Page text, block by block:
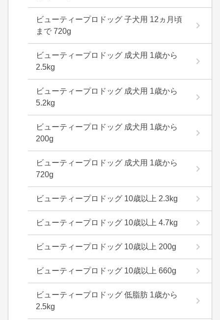
ビューティープロドッグ 子犬用 12ヵ月頃
まで 720g
ビューティープロドッグ 成犬用 1歳から
2.5kg
ビューティープロドッグ 成犬用 1歳から
5.2kg
ビューティープロドッグ 成犬用 1歳から
200g
ビューティープロドッグ 成犬用 1歳から
720g
ビューティープロドッグ 10歳以上 2.3kg
ビューティープロドッグ 10歳以上 4.7kg
ビューティープロドッグ 10歳以上 200g
ビューティープロドッグ 10歳以上 660g
ビューティープロドッグ 低脂肪 1歳から
2.5kg